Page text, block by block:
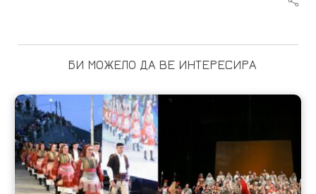
БИ МОЖЕЛО ДА ВЕ ИНТЕРЕСИРА